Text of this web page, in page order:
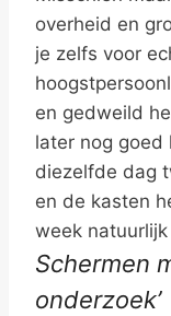
overheid en
je zelfs voor
en gedweild
later nog goed
diezelfde dag
en de kasten
week
Schermen
onderzoek’